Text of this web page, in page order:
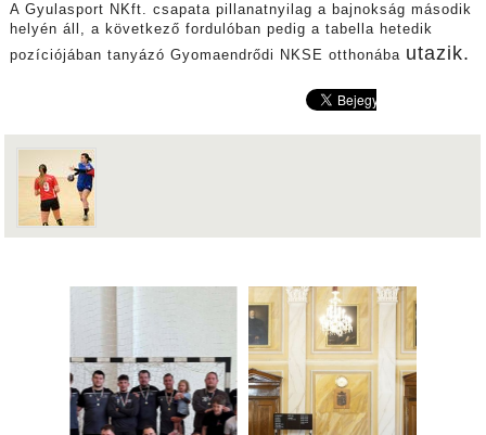
A Gyulasport NKft. csapata pillanatnyilag a bajnokság második
helyén áll, a következő fordulóban pedig a tabella hetedik
pozíciójában tanyázó Gyomaendrődi NKSE otthonába utazik.